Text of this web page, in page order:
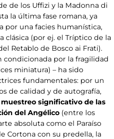
de los Uffizi y la Madonna di
la última fase romana, ya
por una facies humanística,
(por ej. el Tríptico de la
Retablo de Bosco ai Frati).
condicionada por la fragilidad
miniatura) – ha sido
fundamentales: por un
de calidad y de autografía,
muestreo significativo de las
del Angélico (entre los
absoluta como el Paraíso
Cortona con su predella, la